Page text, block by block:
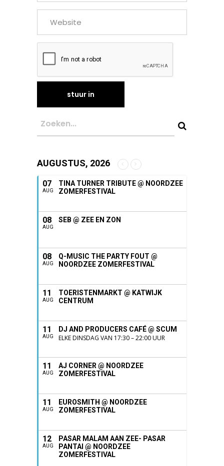
AUGUSTUS, 2026
07
AUG
TINA TURNER TRIBUTE @ NOORDZEE
ZOMERFESTIVAL
08
AUG
SEB @ ZEE EN ZON
08
AUG
Q-MUSIC THE PARTY FOUT @
NOORDZEE ZOMERFESTIVAL
11
AUG
TOERISTENMARKT @ KATWIJK
CENTRUM
11
AUG
DJ AND PRODUCERS CAFÉ @ SCUM
ELKE DINSDAG VAN 17:30 – 22:00 UUR
11
AUG
AJ CORNER @ NOORDZEE
ZOMERFESTIVAL
11
AUG
EUROSMITH @ NOORDZEE
ZOMERFESTIVAL
12
AUG
PASAR MALAM AAN ZEE- PASAR
PANTAI @ NOORDZEE
ZOMERFESTIVAL